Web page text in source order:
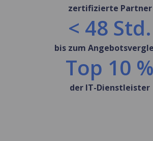
zertifizierte Partner
< 48 Std.
bis zum
Top 10 %
der IT-Dienstleister